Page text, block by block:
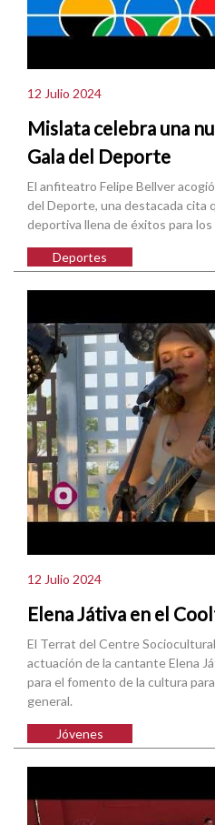
12 Julio 2024
Mislata celebra una
Gala del Deporte
El anfiteatro Felipe Bellver
del Deporte, una destacada cita
deportiva llena de éxitos para
Deportes
12 Julio 2024
Elena Játiva en el
El Terrat del Centre Sociocultural
actuación de la cantante Elena
para el fomento de la cultura
general.
Jóvenes